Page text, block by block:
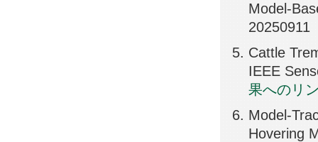
Model-
20250911
Cattle
IEEE
果へのリ
Model-
Hovering